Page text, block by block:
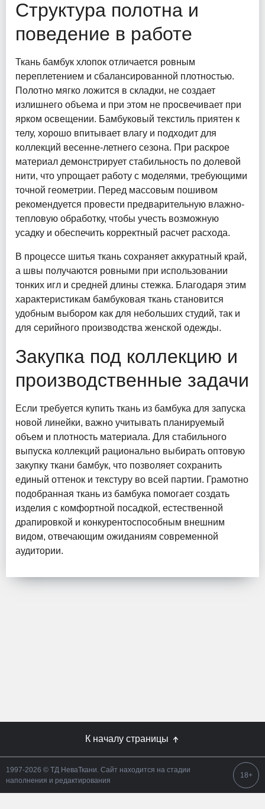
Структура полотна и
поведение в работе
Ткань бамбук хлопок отличается ровным
переплетением и сбалансированной плотностью.
Полотно мягко ложится в складки, не создает
излишнего объема и при этом не просвечивает при
ярком освещении. Бамбуковый текстиль приятен к
телу, хорошо впитывает влагу и подходит для
коллекций весенне-летнего сезона. При раскрое
материал демонстрирует стабильность по долевой
нити, что упрощает работу с моделями, требующими
точной геометрии. Перед массовым пошивом
рекомендуется провести предварительную влажно-
тепловую обработку, чтобы учесть возможную
усадку и обеспечить корректный расчет расхода.
В процессе шитья ткань сохраняет аккуратный край,
а швы получаются ровными при использовании
тонких игл и средней длины стежка. Благодаря этим
характеристикам бамбуковая ткань становится
удобным выбором как для небольших студий, так и
для серийного производства женской одежды.
Закупка под коллекцию и
производственные задачи
Если требуется купить ткань из бамбука для запуска
новой линейки, важно учитывать планируемый
объем и плотность материала. Для стабильного
выпуска коллекций рационально выбирать оптовую
закупку ткани бамбук, что позволяет сохранить
единый оттенок и текстуру во всей партии. Грамотно
подобранная ткань из бамбука помогает создать
изделия с комфортной посадкой, естественной
драпировкой и конкурентоспособным внешним
видом, отвечающим ожиданиям современной
аудитории.
К началу страницы
1997-2026 © ТД НеваТкани. Сайт находится на стадии
наполнения и редактирования
18+